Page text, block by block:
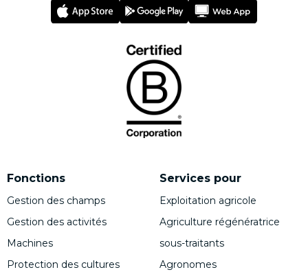
Fonctions
Gestion des champs
Gestion des activités
Machines
Protection des cultures
Services pour
Exploitation agricole
Agriculture régénératrice
sous-traitants
Agronomes